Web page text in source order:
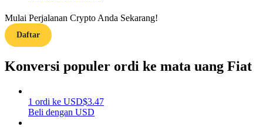
Menghasilkan
Mulai Perjalanan Crypto Anda Sekarang!
Daftar
Konversi populer ordi ke mata uang Fiat
1 ordi ke USD$3.47
Beli dengan USD